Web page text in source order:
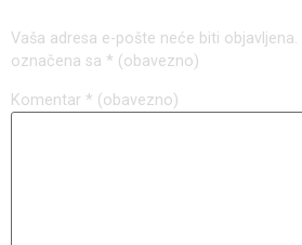
Vaša adresa e-pošte neće biti objavljena.
označena sa * (obavezno)
Komentar * (obavezno)